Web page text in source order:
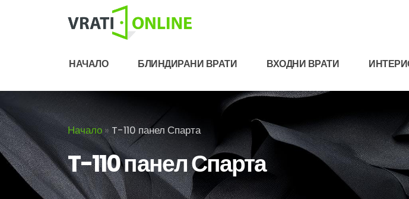
НАЧАЛО БЛИНДИРАНИ ВРАТИ ВХОДНИ ВРАТИ
Начало» T-110 панел Спарта
T-110 панел Спарта